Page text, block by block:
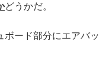
どうかだ。
ボード部分にエアバッ